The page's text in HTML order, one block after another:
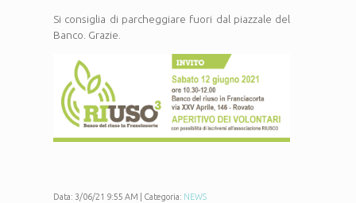
Si consiglia di parcheggiare fuori dal piazzale del
Banco. Grazie.
Data: 3/06/21 9:55 AM | Categoria: NEWS